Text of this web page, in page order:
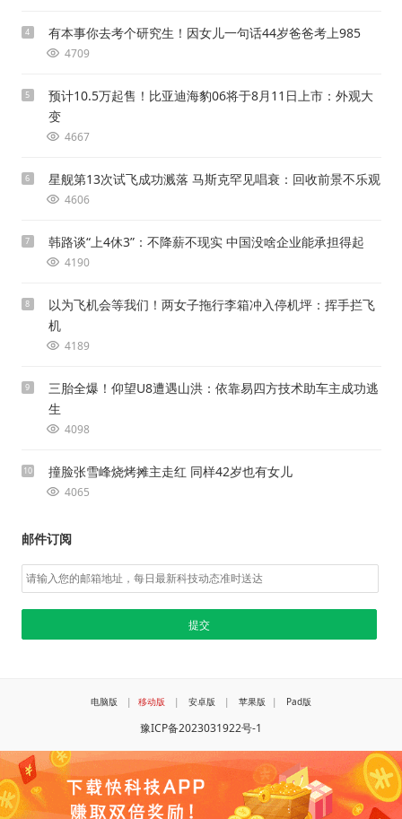
4 有本事你去考个研究生！因女儿一句话44岁爸爸考上985
4709
5
预计10.5万起售！比亚迪海豹06将于8月11日上市：外观大
变
4667
6 星舰第13次试飞成功溅落 马斯克罕见唱衰：回收前景不乐观
4606
7 韩路谈“上4休3”：不降薪不现实 中国没啥企业能承担得起
4190
8
以为飞机会等我们！两女子拖行李箱冲入停机坪：挥手拦飞
机
4189
9
三胎全爆！仰望U8遭遇山洪：依靠易四方技术助车主成功逃
生
4098
10 撞脸张雪峰烧烤摊主走红 同样42岁也有女儿
4065
邮件订阅
电脑版 | 移动版 | 安卓版 | 苹果版 | Pad版
豫ICP备2023031922号-1